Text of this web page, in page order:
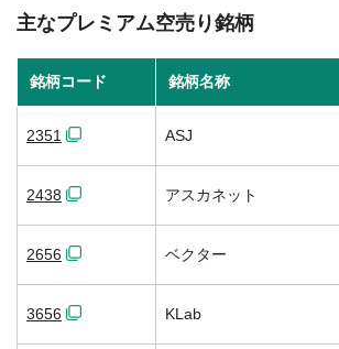
主なプレミアム空売り銘柄
銘柄コード 銘柄名称
2351 ASJ
2438 アスカネット
2656 ベクター
3656 KLab